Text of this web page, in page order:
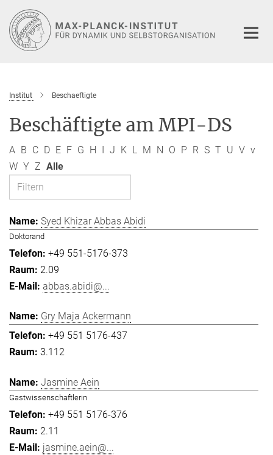
Hauptinhalt
Institut Beschaeftigte
Beschäftigte am MPI-DS
A B C D E F G H I J K L M N O P R S T U V v
W Y Z Alle
Syed Khizar Abbas Abidi
Doktorand
+49 551-5176-373
2.09
abbas.abidi@...
Gry Maja Ackermann
+49 551 5176-437
3.112
Jasmine Aein
Gastwissenschaftlerin
+49 551 5176-376
2.11
jasmine.aein@...